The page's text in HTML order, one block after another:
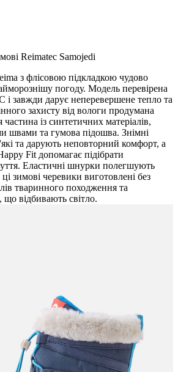
Reimatec Samojedi
з флісовою підкладкою чудово
погоду. Модель перевірена
і завжди дарує неперевершене тепло та
захисту від вологи продумана
із синтетичних матеріалів,
швами та гумова підошва. Знімні
та дарують неповторний комфорт, а
Fit допомагає підібрати
Еластичні шнурки полегшують
зимові черевики виготовлені без
тваринного походження та
відбивають світло.